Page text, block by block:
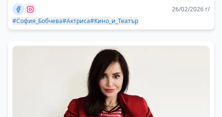
26/02/2026 г/
#София_Бобчева#Актриса#Кино_и_Театър